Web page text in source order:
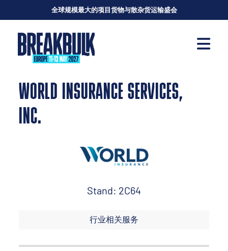
全球规模最大的项目货物与散杂货运输盛会
WORLD INSURANCE SERVICES,
INC.
Stand: 2C64
行业相关服务